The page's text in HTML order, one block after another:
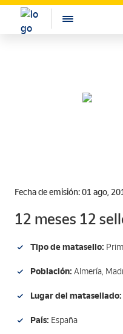
Fecha de emisión: 01 ago,
12 meses 12
Tipo de matasello:
Población: Almería,
Lugar del matasellado:
País: España